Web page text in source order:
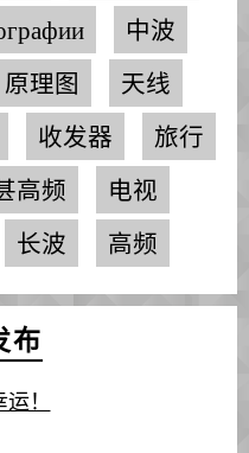
中波
原理图
天线
收发器
旅行
高频
电视
长波 高频
布
！